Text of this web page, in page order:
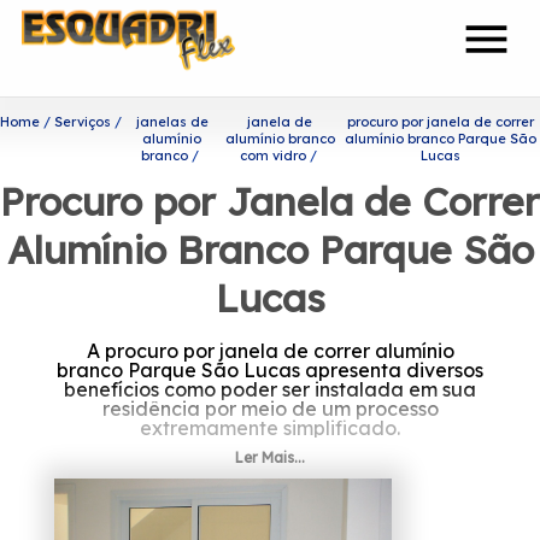
menu
Home Serviços
janelas de
alumínio
branco
janela de
alumínio branco
com vidro
procuro por janela de correr
alumínio branco Parque São
Lucas
Procuro por Janela de Correr
Alumínio Branco Parque São
Lucas
A procuro por janela de correr alumínio
branco Parque São Lucas apresenta diversos
benefícios como poder ser instalada em sua
residência por meio de um processo
extremamente simplificado.
Se interessa por procuro por
janela de correr alumínio
Ler Mais...